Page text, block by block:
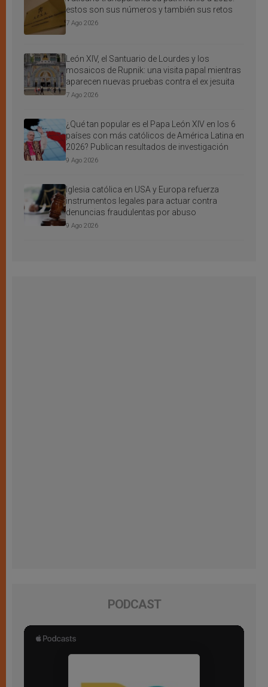
estos son sus números y también sus retos
7 Ago 2026
León XIV, el Santuario de Lourdes y los
mosaicos de Rupnik: una visita papal mientras
aparecen nuevas pruebas contra el ex jesuita
7 Ago 2026
¿Qué tan popular es el Papa León XIV en los 6
países con más católicos de América Latina en
2026? Publican resultados de investigación
9 Ago 2026
Iglesia católica en USA y Europa refuerza
instrumentos legales para actuar contra
denuncias fraudulentas por abuso
9 Ago 2026
PODCAST